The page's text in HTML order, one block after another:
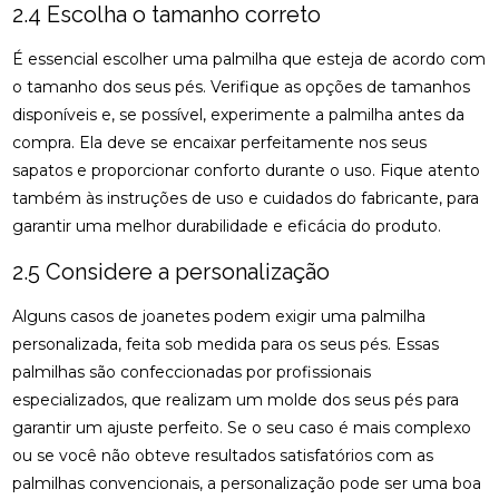
2.4 Escolha o tamanho correto
É essencial escolher uma palmilha que esteja de acordo com
o tamanho dos seus pés. Verifique as opções de tamanhos
disponíveis e, se possível, experimente a palmilha antes da
compra. Ela deve se encaixar perfeitamente nos seus
sapatos e proporcionar conforto durante o uso. Fique atento
também às instruções de uso e cuidados do fabricante, para
garantir uma melhor durabilidade e eficácia do produto.
2.5 Considere a personalização
Alguns casos de joanetes podem exigir uma palmilha
personalizada, feita sob medida para os seus pés. Essas
palmilhas são confeccionadas por profissionais
especializados, que realizam um molde dos seus pés para
garantir um ajuste perfeito. Se o seu caso é mais complexo
ou se você não obteve resultados satisfatórios com as
palmilhas convencionais, a personalização pode ser uma boa
TRATAMENTO DA ESCOLIOSE
COMO A QUIROPRAXIA PODE ALIVIAR DORES NO
JOELHO
COMO AS PALMILHAS AJUDAM NO SEU
TRATAMENTO?
COMO AS PALMILHAS PARA JOANETE PODEM
MELHORAR SEU CONFORTO
COMO ENCONTRAR QUIROPRAXIA PERTO DE VOCÊ
PARA ALÍVIO DAS DORES
COMO ENCONTRAR UM ACUPUNTURISTA
QUALIFICADO
COMO ESCOLHER A PALMILHA IDEAL PARA PÉ
CHATO E MELHORAR SEU CONFORTO
COMO ESCOLHER O MELHOR ACUPUNTURISTA
PARA SUAS NECESSIDADES DE SAÚDE